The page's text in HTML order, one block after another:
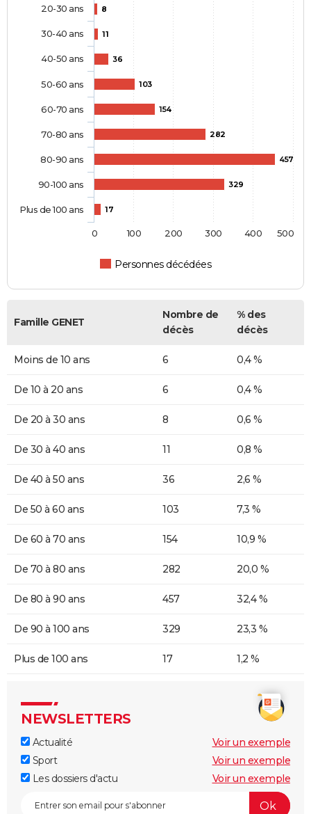
8
11
36
103
154
282
457
329
17
Personnes décédées
20-30 ans
30-40 ans
40-50 ans
50-60 ans
60-70 ans
70-80 ans
80-90 ans
90-100 ans
Plus de 100 ans
0 100 200 300 400 500
Famille GENET
Nombre de
décès
% des
décès
Moins de 10 ans 6 0,4 %
De 10 à 20 ans 6 0,4 %
De 20 à 30 ans 8 0,6 %
De 30 à 40 ans 11 0,8 %
De 40 à 50 ans 36 2,6 %
De 50 à 60 ans 103 7,3 %
De 60 à 70 ans 154 10,9 %
De 70 à 80 ans 282 20,0 %
De 80 à 90 ans 457 32,4 %
De 90 à 100 ans 329 23,3 %
Plus de 100 ans 17 1,2 %
NEWSLETTERS
Actualité
Voir un exemple
Sport
Voir un exemple
Les dossiers d'actu
Voir un exemple